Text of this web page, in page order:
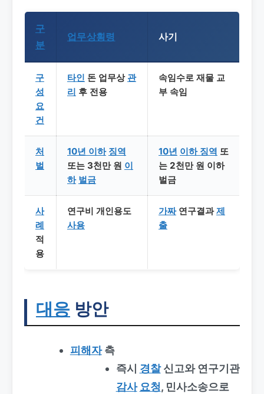
구
분
업무상횡령 사기
구
성
요
건
타인 돈 업무상 관
리 후 전용
속임수로 재물 교
부 속임
처
벌
10년 이하 징역
또는 3천만 원 이
하 벌금
10년 이하 징역 또
는 2천만 원 이하
벌금
사
례
적
용
연구비 개인용도
사용
가짜연구결과제
출
대응 방안
피해자측
즉시 경찰신고와 연구기관
감사 요청, 민사소송으로